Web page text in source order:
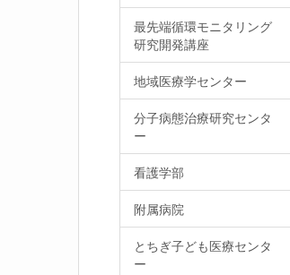
最先端循環モニタリング
研究開発講座
地域医療学センター
分子病態治療研究センタ
ー
看護学部
附属病院
とちぎ子ども医療センタ
ー